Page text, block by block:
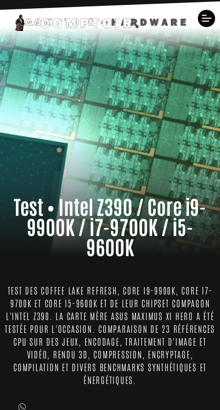
Test • Intel Z390 / Core i9-
9900K / i7-9700K / i5-
9600K
TEST DES COFFEE LAKE REFRESH, CORE I9-9900K, CORE I7-
9700K ET CORE I5-9600K ET DE LEUR CHIPSET COMPAGON
L'INTEL Z390. LA CARTE MÈRE ASUS MAXIMUS XI HERO A ÉTÉ
TESTÉE POUR L'OCCASION. COMPARAISON DE 23 RÉFÉRENCES
CPU SUR DES JEUX, ENCODAGE, TRAITEMENT D'IMAGE ET
VIDÉO, RENDU 3D, COMPRESSION, ENCRYPTAGE,
COMPILATION ET DIVERS BENCHMARKS SYNTHÉTIQUES ET
ÉNERGÉTIQUES.